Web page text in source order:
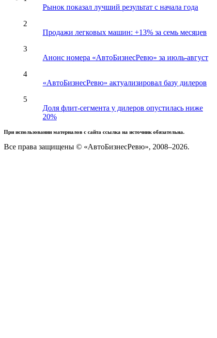
Рынок показал лучший результат с начала года
2
Продажи легковых машин: +13% за семь месяцев
3
Анонс номера «АвтоБизнесРевю» за июль-август
4
«АвтоБизнесРевю» актуализировал базу дилеров
5
Доля флит-сегмента у дилеров опустилась ниже
20%
При использовании материалов с сайта ссылка на источник обязательна.
Все права защищены © «АвтоБизнесРевю», 2008–2026.